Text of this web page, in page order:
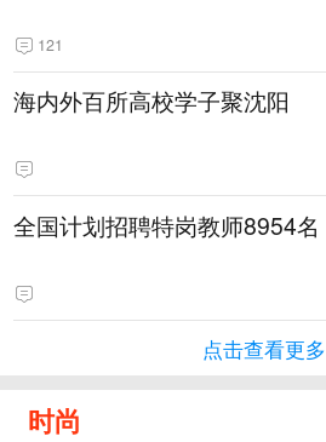
121
海内外百所高校学子聚沈阳
全国计划招聘特岗教师8954名
点击查看更多
时尚